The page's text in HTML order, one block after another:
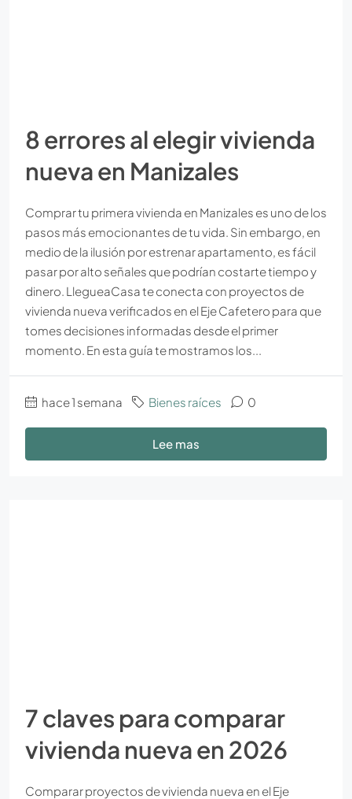
8 errores al elegir vivienda
nueva en Manizales
Comprar tu primera vivienda en Manizales es uno de los
pasos más emocionantes de tu vida. Sin embargo, en
medio de la ilusión por estrenar apartamento, es fácil
pasar por alto señales que podrían costarte tiempo y
dinero. LlegueaCasa te conecta con proyectos de
vivienda nueva verificados en el Eje Cafetero para que
tomes decisiones informadas desde el primer
momento. En esta guía te mostramos los...
hace 1 semana Bienes raíces 0
Lee mas
7 claves para comparar
vivienda nueva en 2026
Comparar proyectos de vivienda nueva en el Eje